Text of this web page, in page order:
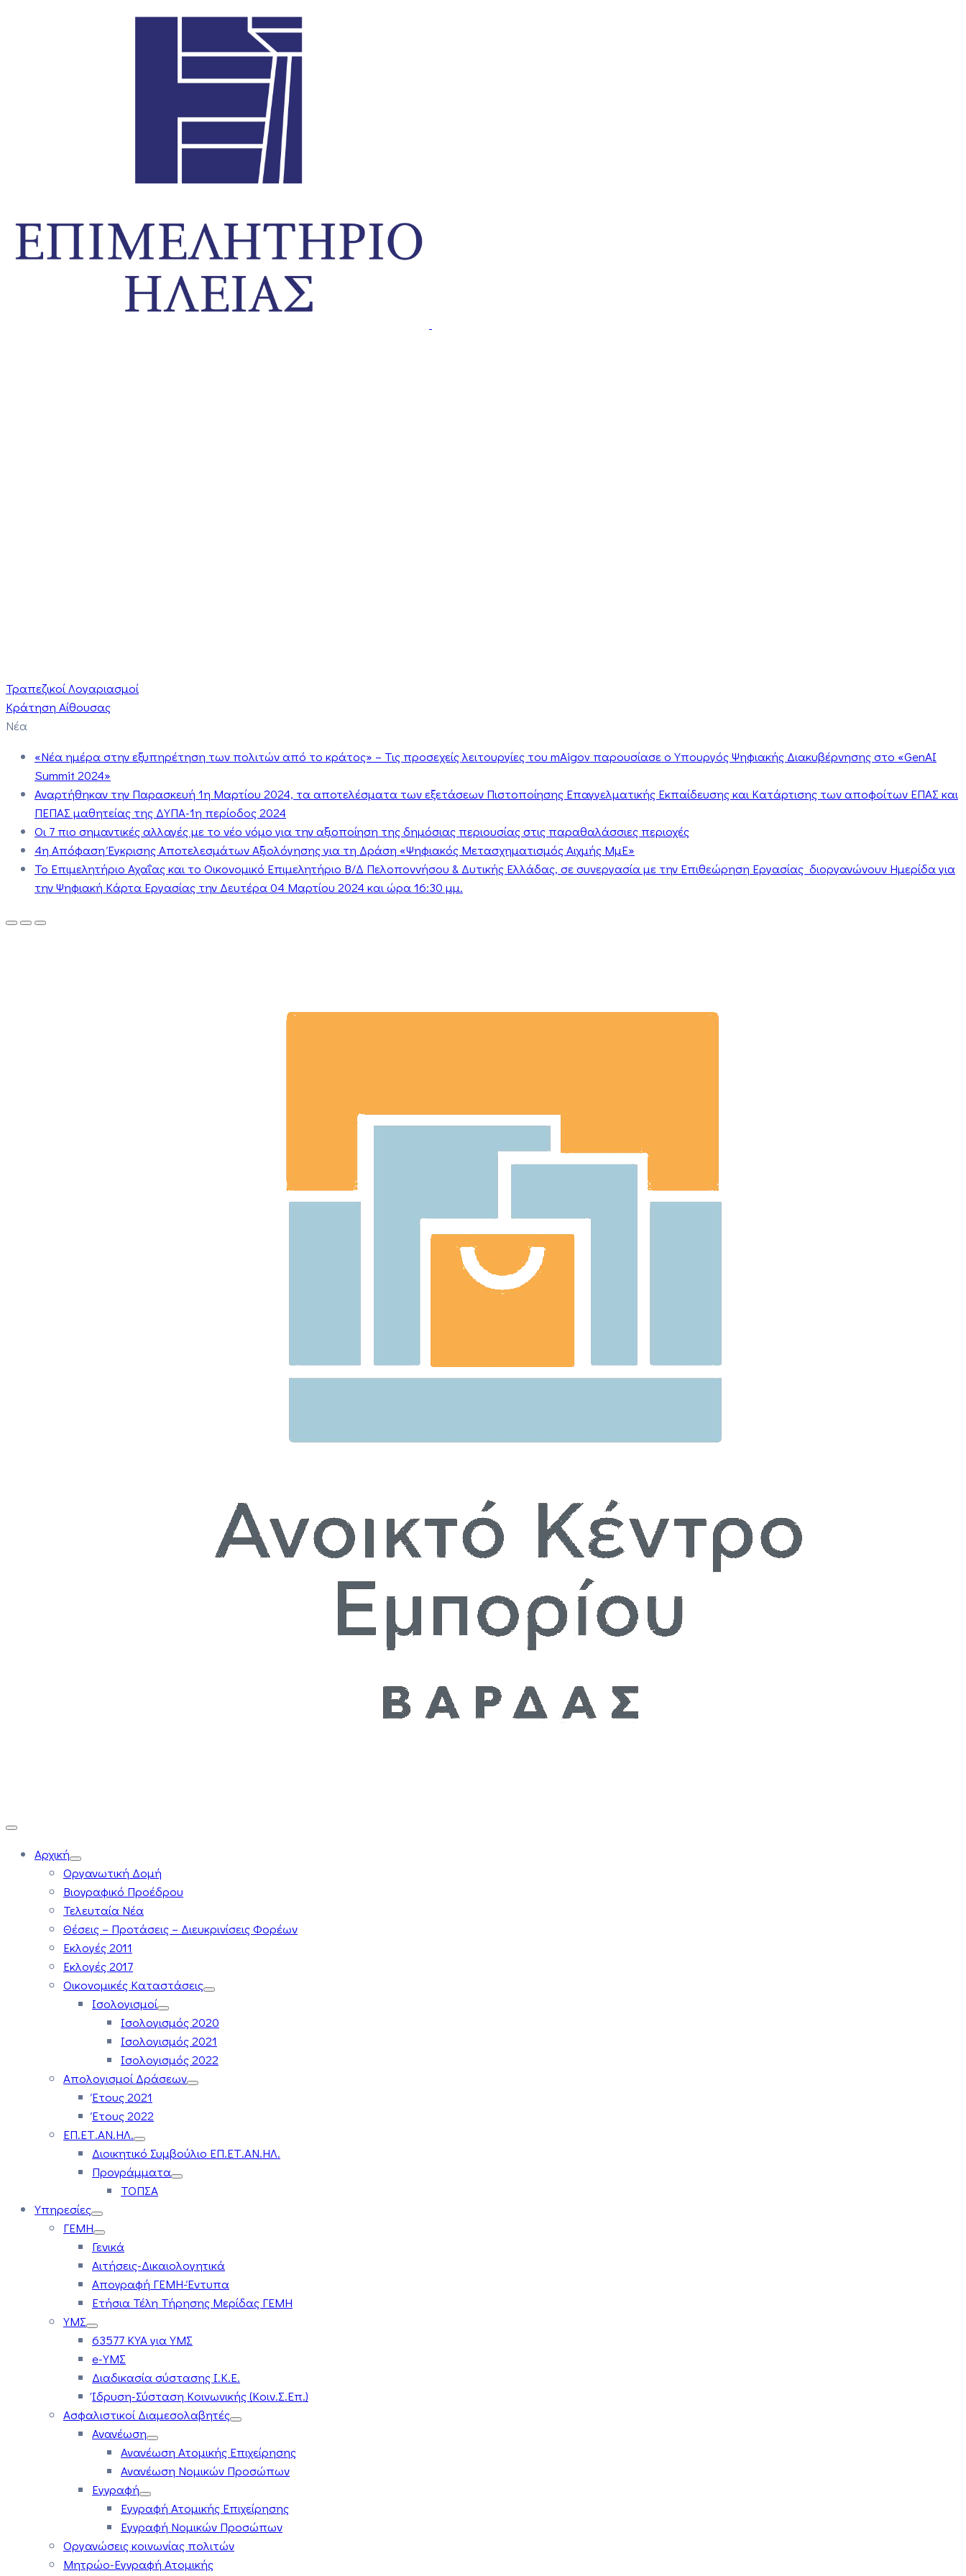
Τραπεζικοί Λογαριασμοί
Κράτηση Αίθουσας
Νέα
«Νέα ημέρα στην εξυπηρέτηση των πολιτών από το κράτος» – Τις προσεχείς λειτουργίες του mAigov παρουσίασε ο Υπουργός Ψηφιακής Διακυβέρνησης στο «GenAI
Summit 2024»
Αναρτήθηκαν την Παρασκευή 1η Μαρτίου 2024, τα αποτελέσματα των εξετάσεων Πιστοποίησης Επαγγελματικής Εκπαίδευσης και Κατάρτισης των αποφοίτων ΕΠΑΣ και
ΠΕΠΑΣ μαθητείας της ΔΥΠΑ-1η περίοδος 2024
Οι 7 πιο σημαντικές αλλαγές με το νέο νόμο για την αξιοποίηση της δημόσιας περιουσίας στις παραθαλάσσιες περιοχές
4η Απόφαση Έγκρισης Αποτελεσμάτων Αξιολόγησης για τη Δράση «Ψηφιακός Μετασχηματισμός Αιχμής ΜμΕ»
Το Επιμελητήριο Αχαΐας και το Οικονομικό Επιμελητήριο Β/Δ Πελοποννήσου & Δυτικής Ελλάδας, σε συνεργασία με την Επιθεώρηση Εργασίας διοργανώνουν Ημερίδα για
την Ψηφιακή Κάρτα Εργασίας την Δευτέρα 04 Μαρτίου 2024 και ώρα 16:30 μμ.
Αρχική
Οργανωτική Δομή
Βιογραφικό Προέδρου
Τελευταία Νέα
Θέσεις – Προτάσεις – Διευκρινίσεις Φορέων
Εκλογές 2011
Εκλογές 2017
Οικονομικές Καταστάσεις
Ισολογισμοί
Ισολογισμός 2020
Ισολογισμός 2021
Ισολογισμός 2022
Απολογισμοί Δράσεων
Έτους 2021
Έτους 2022
ΕΠ.ΕΤ.ΑΝ.ΗΛ.
Διοικητικό Συμβούλιο ΕΠ.ΕΤ.ΑΝ.ΗΛ.
Προγράμματα
ΤΟΠΣΑ
Υπηρεσίες
ΓΕΜΗ
Γενικά
Αιτήσεις-Δικαιολογητικά
Απογραφή ΓΕΜΗ-Έντυπα
Ετήσια Τέλη Τήρησης Μερίδας ΓΕΜΗ
ΥΜΣ
63577 ΚΥΑ για ΥΜΣ
e-ΥΜΣ
Διαδικασία σύστασης Ι.Κ.Ε.
Ίδρυση-Σύσταση Κοινωνικής (Κοιν.Σ.Επ.)
Ασφαλιστικοί Διαμεσολαβητές
Ανανέωση
Ανανέωση Ατομικής Επιχείρησης
Ανανέωση Νομικών Προσώπων
Εγγραφή
Εγγραφή Ατομικής Επιχείρησης
Εγγραφή Νομικών Προσώπων
Οργανώσεις κοινωνίας πολιτών
Μητρώο-Εγγραφή Ατομικής